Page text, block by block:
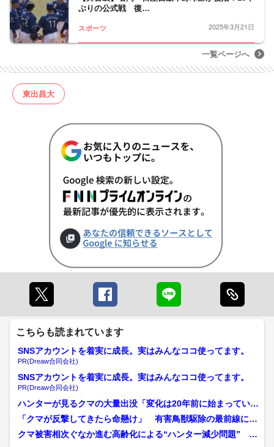
ぶりの公式戦 復…
スポーツ 2025年3月21日
一覧ページへ
東出昌大
こちらも読まれています
SNSアカウントを着実に成長。実はみんなココ使ってます。
PR(Dreaw合同会社)
SNSアカウントを着実に成長。実はみんなココ使ってます。
PR(Dreaw合同会社)
ハンターが見るクマの大量出没「変化は20年前に始まってい
た」 クマの駆除だけで済...
「クマが反撃してきたら命懸け」 有害鳥獣駆除の最前線に立
つ猟友会の決意 緊急銃猟...
クマ被害相次ぐなか進む高齢化による“ハンター減少問題” 猟